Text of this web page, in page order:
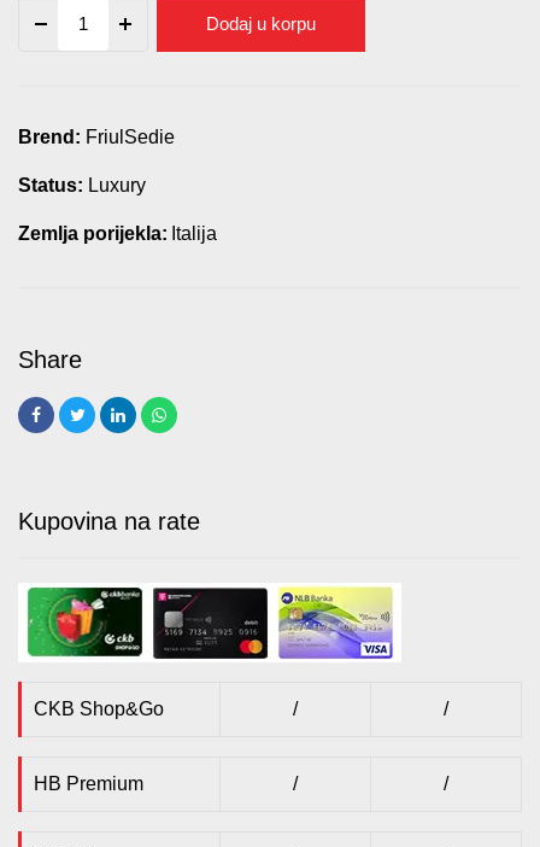
quantity
Dodaj u korpu
Brend: FriulSedie
Status: Luxury
Zemlja porijekla: Italija
Kupovina na rate
CKB Shop&Go / /
HB Premium / /